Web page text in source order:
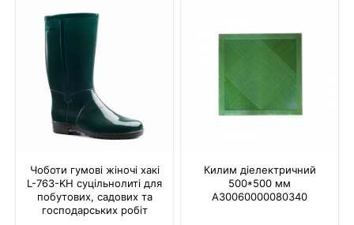
Чоботи гумові жіночі хакі
L-763-KH суцільнолиті для
побутових, садових та
господарських робіт
Килим діелектричний
500*500 мм
A30060000080340